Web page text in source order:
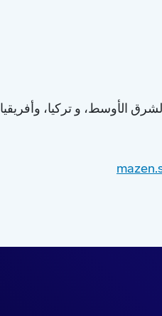
الأوسط، و تركيا، وأفريقيا